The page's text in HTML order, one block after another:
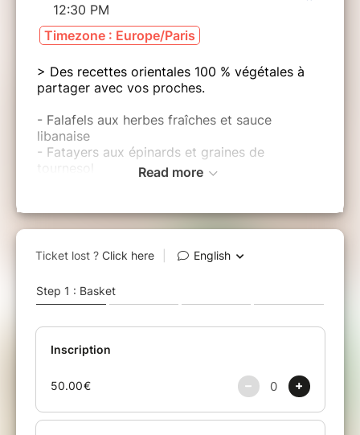
12:30 PM
Timezone : Europe/Paris
> Des recettes orientales 100 % végétales à
partager avec vos proches.
- Falafels aux herbes fraîches et sauce
libanaise
- Fatayers aux épinards et graines de
tournesol
courge
> Découvrez des classiques de la cuisine
libanaise !
beaux falafels et fatayers
accompagner vos mezzés
► Venez avec votre tablier de cuisine et 3 ou
4 petites boîtes hermétiques ou bocaux pour
repartir avec vos préparations !
Toutes les fiches-recettes détaillées sont
fournies à l'issue de l'atelier.
Read more